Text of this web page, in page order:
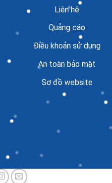
Liên hệ
Quảng cáo
Điều khoản sử dụng
An toàn bảo mật
Sơ đồ website